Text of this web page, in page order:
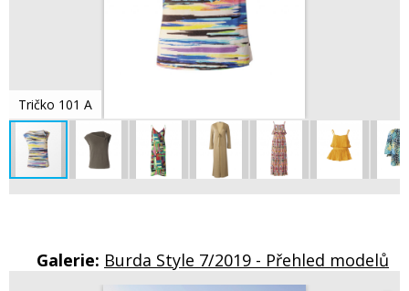
Tričko 101 A
Galerie: Burda Style 7/2019 - Přehled modelů